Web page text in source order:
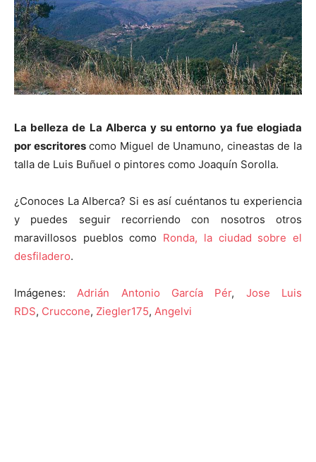
La belleza de La Alberca y su entorno ya fue elogiada
por escritorescomo Miguel de Unamuno, cineastas de la
talla de Luis Buñuel o pintores como Joaquín Sorolla.
¿Conoces La Alberca? Si es así cuéntanos tu experiencia
y puedes seguir recorriendo con nosotros otros
maravillosos pueblos como Ronda, la ciudad sobre el
desfiladero.
Imágenes:Adrián Antonio García Pér, Jose Luis
RDS, Cruccone, Ziegler175, Angelvi